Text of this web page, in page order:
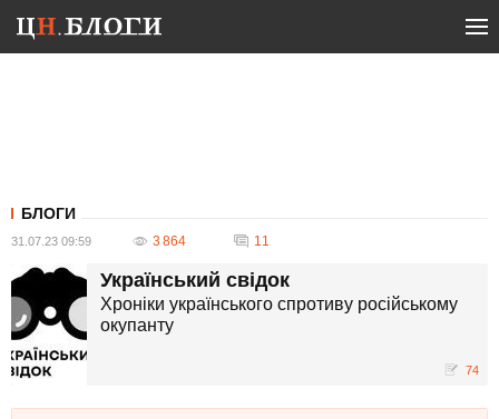
БЛОГИ
31.07.23 09:59 3 864 11
Український свідок
Хроніки українського спротиву російському
окупанту
74